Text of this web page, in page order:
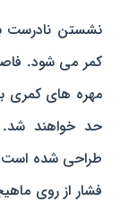
نشستن نادرست
کمر می‌ شود.
مهره‌ های کمری
حد خواهند شد.
طراحی شده
فشار از روی